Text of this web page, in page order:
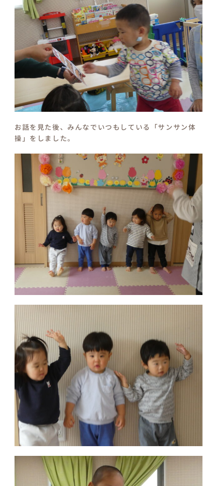
お話を見た後、みんなでいつもしている「サンサン体
操」をしました。